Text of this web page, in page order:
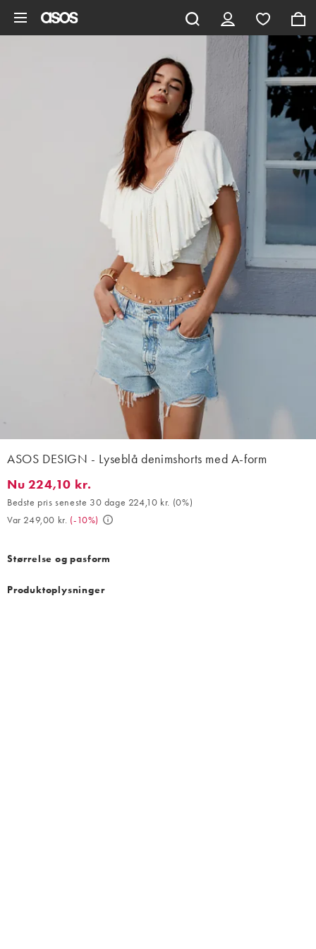
ASOS DESIGN - Lyseblå denimshorts med A-form
Nu 224,10 kr.. Bedste pris seneste 30 dage 224,10 kr. (0%). Var
Nu 224,10 kr.
Bedste pris seneste 30 dage 224,10 kr. (0%)
Var 249,00 kr. (-10%)
Størrelse og pasform
Produktoplysninger